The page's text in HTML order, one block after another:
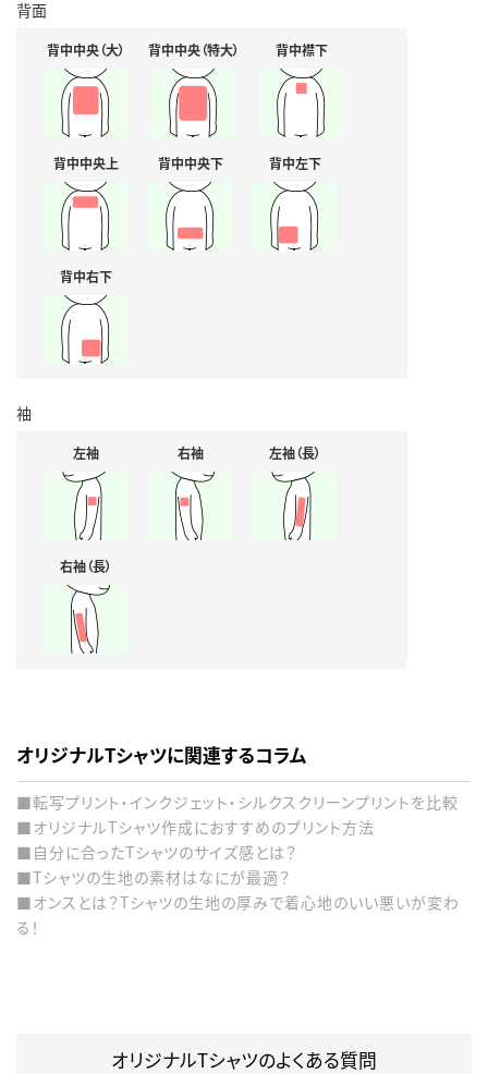
背面
背中中央（大） 背中中央（特大） 背中襟下
背中中央上 背中中央下 背中左下
背中右下
袖
左袖 右袖 左袖（長）
右袖（長）
オリジナルTシャツに関連するコラム
■転写プリント・インクジェット・シルクスクリーンプリントを比較
■オリジナルTシャツ作成におすすめのプリント方法
■自分に合ったTシャツのサイズ感とは？
■Tシャツの生地の素材はなにが最適？
■オンスとは？Tシャツの生地の厚みで着心地のいい悪いが変わ
る！
オリジナルTシャツのよくある質問